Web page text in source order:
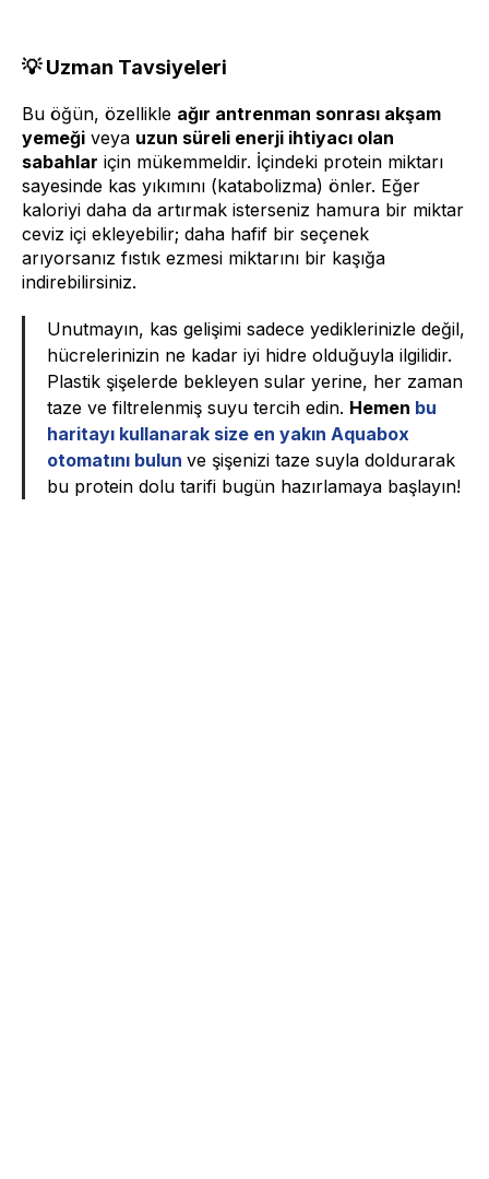
💡 Uzman Tavsiyeleri
Bu öğün, özellikle ağır antrenman sonrası akşam
yemeği veya uzun süreli enerji ihtiyacı olan
sabahlar için mükemmeldir. İçindeki protein miktarı
sayesinde kas yıkımını (katabolizma) önler. Eğer
kaloriyi daha da artırmak isterseniz hamura bir miktar
ceviz içi ekleyebilir; daha hafif bir seçenek
arıyorsanız fıstık ezmesi miktarını bir kaşığa
indirebilirsiniz.
Unutmayın, kas gelişimi sadece yediklerinizle değil,
hücrelerinizin ne kadar iyi hidre olduğuyla ilgilidir.
Plastik şişelerde bekleyen sular yerine, her zaman
taze ve filtrelenmiş suyu tercih edin. Hemen bu
haritayı kullanarak size en yakın Aquabox
otomatını bulun ve şişenizi taze suyla doldurarak
bu protein dolu tarifi bugün hazırlamaya başlayın!